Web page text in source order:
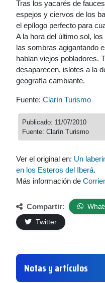
Tras los yacarés de
espejos y ciervos de los
el epílogo perfecto para
A la hora del último sol, los
las sombras agigantando
hablan viejos pobladores.
desaparecen, islotes a la
geografía cambiante.
Fuente: Clarín Turismo
Publicado: 11/07/2010
Fuente: Clarín Turismo
Ver el original en: Un
en los Esteros del Iberá.
Más información de
Compartir:
Twitter
Notas y artículos